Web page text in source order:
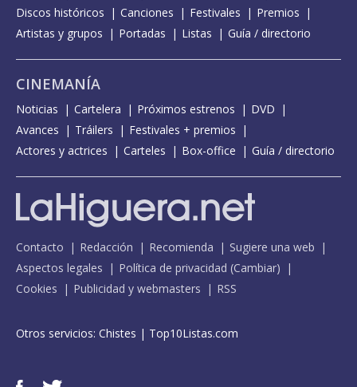
Discos históricos
Canciones Festivales
Premios
Artistas y grupos
Portadas Listas Guía / directorio
CINEMANÍA
Noticias Cartelera Próximos estrenos
DVD
Avances
Tráilers
Festivales + premios
Actores y actrices
Carteles Box-office Guía / directorio
Contacto Redacción Recomienda
Sugiere una web
Aspectos legales
Política de privacidad (Cambiar)
Cookies
Publicidad y webmasters RSS
Otros servicios: Chistes | Top10Listas.com